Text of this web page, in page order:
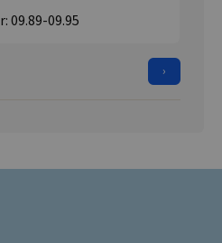
09.89-09.95
›